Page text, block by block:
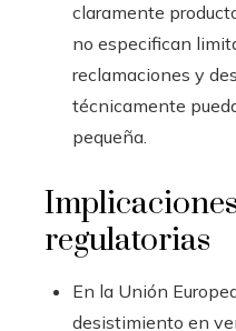
claramente
no especifican
reclamaciones y
técnicamente
pequeña.
regulatorias
En la Unión
desistimiento en